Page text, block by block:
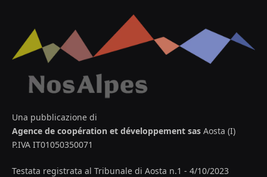
Una pubblicazione di
Agence de coopération et développement sas Aosta (I)
P.IVA IT01050350071
Testata registrata al Tribunale di Aosta n.1 - 4/10/2023